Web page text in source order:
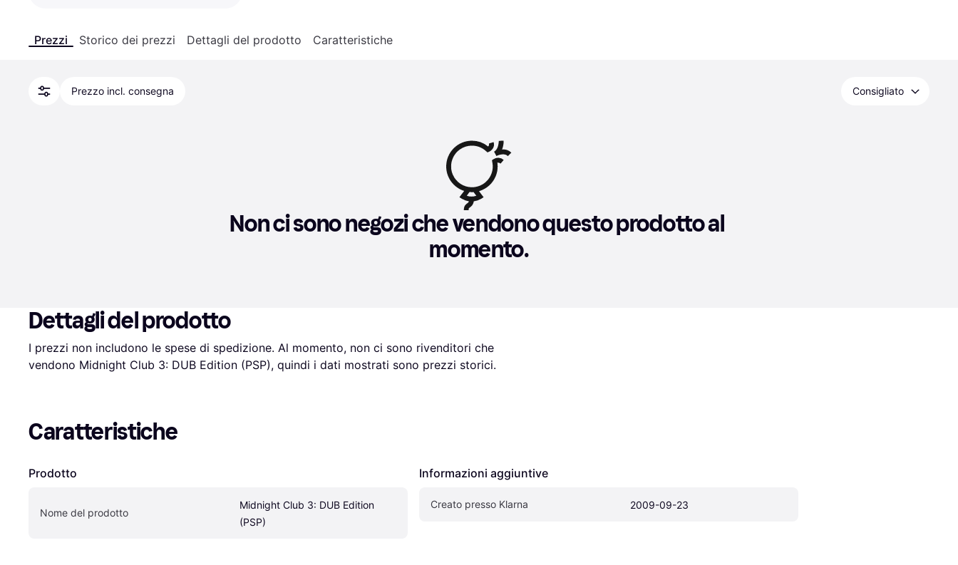
Prezzi Storico dei prezzi Dettagli del prodotto Caratteristiche
Prezzo incl. consegna Consigliato
Non ci sono negozi che vendono questo prodotto al
momento.
Dettagli del prodotto
I prezzi non includono le spese di spedizione. Al momento, non ci sono rivenditori che
vendono Midnight Club 3: DUB Edition (PSP), quindi i dati mostrati sono prezzi storici.
Caratteristiche
Prodotto
Nome del prodotto
Midnight Club 3: DUB Edition
(PSP)
Informazioni aggiuntive
Creato presso Klarna 2009-09-23